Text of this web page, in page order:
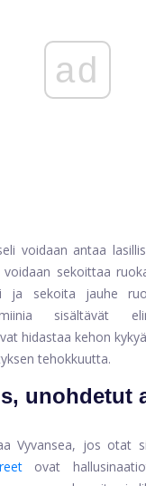
ad
voidaan antaa
sekoittaa
ja sekoita jauhe
sisältävät
hidastaa kehon
tehokkuutta.
unohdetut
Vyvansea, jos otat
ovat